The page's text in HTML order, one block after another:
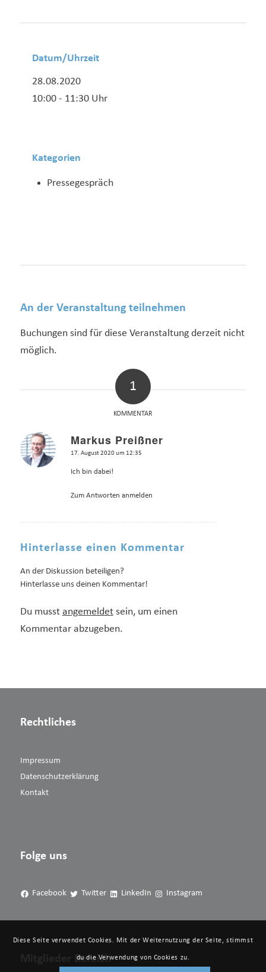
Datum/Uhrzeit
28.08.2020
10:00 - 11:30 Uhr
Kategorien
Pressegespräch
An der Veranstaltung teilnehmen
Buchungen sind für diese Veranstaltung derzeit nicht
möglich.
1
KOMMENTAR
Markus Preißner
sagte:
17. August 2020 um 12:35
Ich bin dabei!
Zum Antworten anmelden
Hinterlasse einen Kommentar
An der Diskussion beteiligen?
Hinterlasse uns deinen Kommentar!
Du musst angemeldetsein, um einen
Kommentar abzugeben.
Rechtliches
Impressum
Datenschutzerklärung
Kontakt
Folge uns
Facebook Twitter LinkedIn Instagram
Mitglieder Bereich
Diese Seite verwendet Cookies. Mit der Weiternutzung der Seite, stimmst
du die Verwendung von Cookies zu.